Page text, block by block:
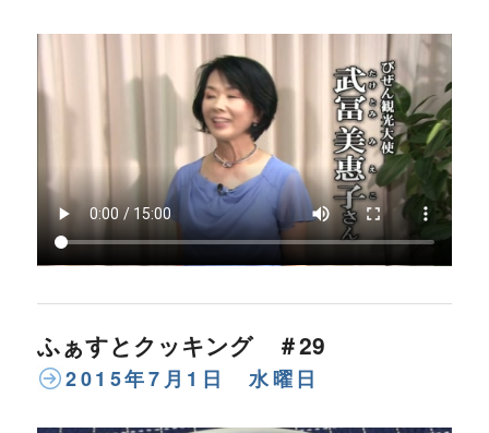
ふぁすとクッキング ＃29
2015年7月1日 水曜日